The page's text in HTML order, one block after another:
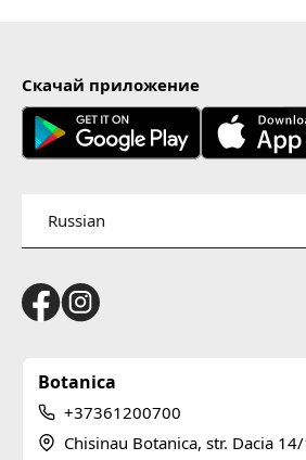
Скачай приложение
Botanica
+37361200700
Chisinau Botanica, str. Dacia 14/